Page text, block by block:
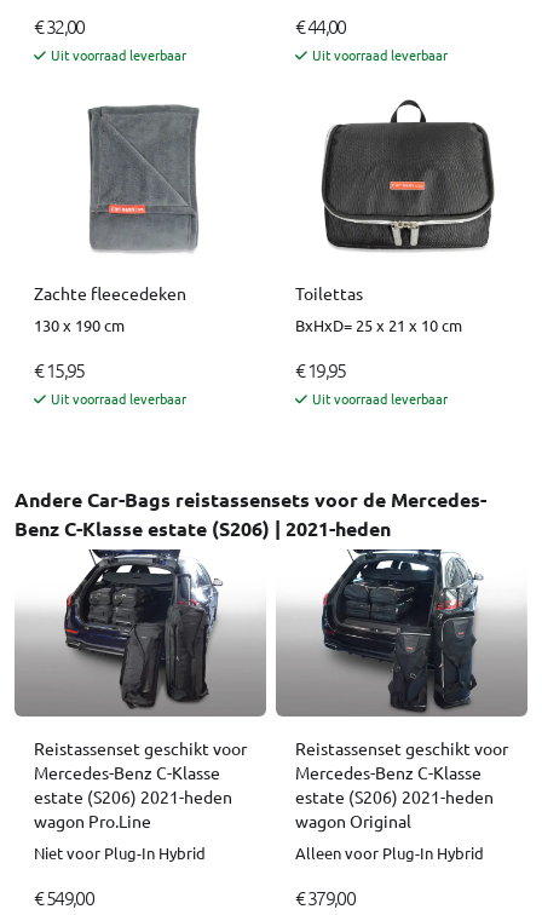
€ 32,00
Uit voorraad leverbaar
€ 44,00
Uit voorraad leverbaar
Zachte fleecedeken
130 x 190 cm
€ 15,95
Uit voorraad leverbaar
Toilettas
BxHxD= 25 x 21 x 10 cm
€ 19,95
Uit voorraad leverbaar
Andere Car-Bags reistassensets voor de Mercedes-
Benz C-Klasse estate (S206) | 2021-heden
Reistassenset geschikt voor
Mercedes-Benz C-Klasse
estate (S206) 2021-heden
wagon Pro.Line
Niet voor Plug-In Hybrid
€ 549,00
Reistassenset geschikt voor
Mercedes-Benz C-Klasse
estate (S206) 2021-heden
wagon Original
Alleen voor Plug-In Hybrid
€ 379,00